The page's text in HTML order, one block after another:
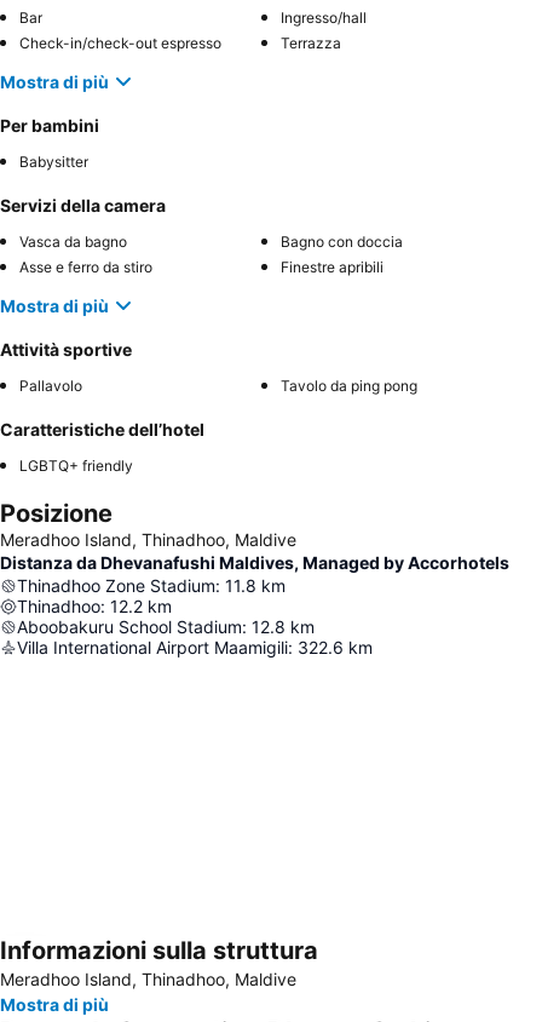
Bar
Ingresso/hall
Check-in/check-out espresso
Terrazza
Mostra di più
Per bambini
Babysitter
Servizi della camera
Vasca da bagno
Bagno con doccia
Asse e ferro da stiro
Finestre apribili
Mostra di più
Attività sportive
Pallavolo Tavolo da ping pong
Caratteristiche dell’hotel
LGBTQ+ friendly
Posizione
Meradhoo Island, Thinadhoo, Maldive
Distanza da Dhevanafushi Maldives, Managed by Accorhotels
Thinadhoo Zone Stadium: 11.8 km
Thinadhoo: 12.2 km
Aboobakuru School Stadium: 12.8 km
Villa International Airport Maamigili: 322.6 km
Espandi mappa
Informazioni sulla struttura
Meradhoo Island, Thinadhoo, Maldive
Mostra di più